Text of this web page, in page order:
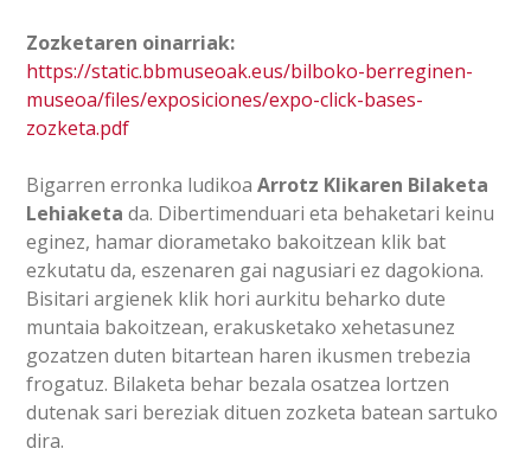
Zozketaren oinarriak:
https://static.bbmuseoak.eus/bilboko-berreginen-
museoa/files/exposiciones/expo-click-bases-
zozketa.pdf
Bigarren erronka ludikoaArrotz Klikaren Bilaketa
Lehiaketa da. Dibertimenduari eta behaketari keinu
eginez, hamar diorametako bakoitzean klik bat
ezkutatu da, eszenaren gai nagusiari ez dagokiona.
Bisitari argienek klik hori aurkitu beharko dute
muntaia bakoitzean, erakusketako xehetasunez
gozatzen duten bitartean haren ikusmen trebezia
frogatuz. Bilaketa behar bezala osatzea lortzen
dutenak sari bereziak dituen zozketa batean sartuko
dira.